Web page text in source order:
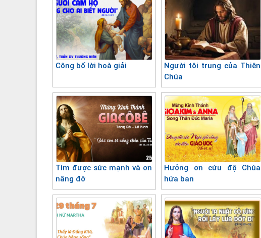
Công bố lời hoà giải
Người tôi trung của Thiên
Chúa
Tìm được sức mạnh và ơn
nâng đỡ
Hưởng ơn cứu độ Chúa
hứa ban